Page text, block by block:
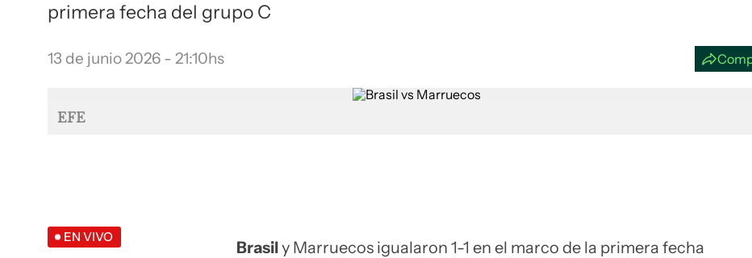
primera fecha del grupo C
13 de junio 2026 - 21:10hs
EFE
EN VIVO
Brasily Marruecos igualaron 1-1 en el marco de la primera fecha